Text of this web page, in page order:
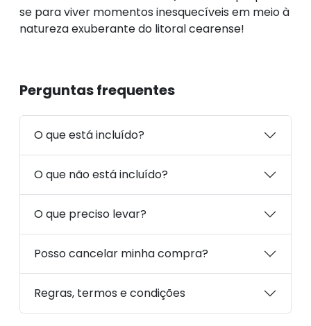
se para viver momentos inesquecíveis em meio à
natureza exuberante do litoral cearense!
Perguntas frequentes
O que está incluído?
O que não está incluído?
O que preciso levar?
Posso cancelar minha compra?
Regras, termos e condições